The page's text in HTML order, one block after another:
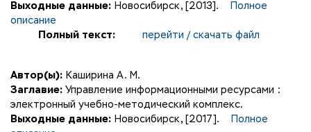
Выходные данные: Новосибирск, [2013].
Полное
описание
Полный текст:
перейти / скачать файл
Автор(ы): Каширина А. М.
Заглавие: Управление информационными ресурсами :
электронный учебно-методический комплекс.
Выходные данные: Новосибирск, [2017].
Полное